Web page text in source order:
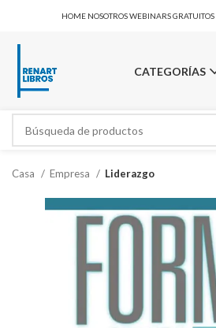
HOME NOSOTROSWEBINARS GRATUITOS
CATEGORÍAS
Casa Empresa Liderazgo